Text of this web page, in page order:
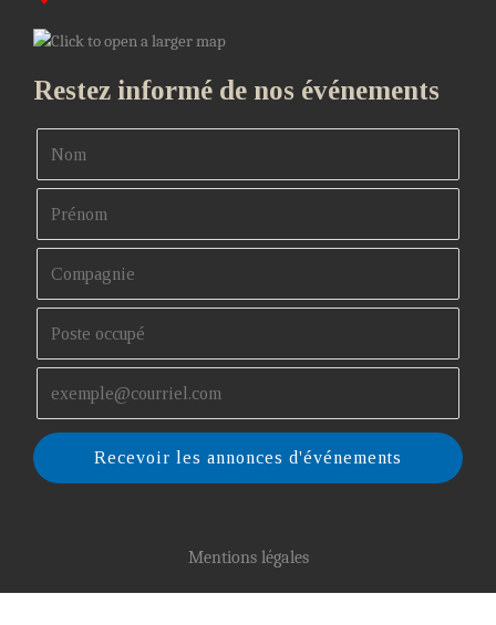
Restez informé de nos événements
Recevoir les annonces d'événements
Mentions légales